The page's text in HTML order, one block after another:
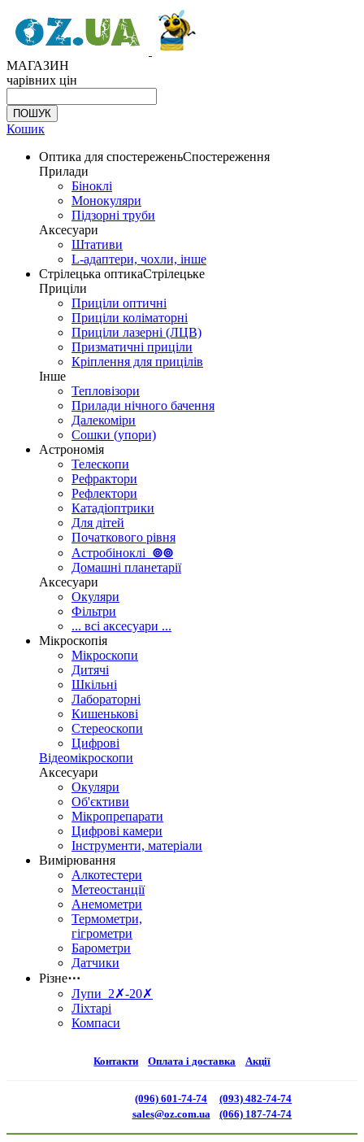
МАГАЗИН
чарівних цін
Кошик
Оптика для спостереженьСпостереження
Прилади
Біноклі
Монокуляри
Підзорні труби
Аксесуари
Штативи
L-адаптери, чохли, інше
Стрілецька оптикаСтрілецьке
Приціли
Приціли оптичні
Приціли коліматорні
Приціли лазерні (ЛЦВ)
Призматичні приціли
Кріплення для прицілів
Інше
Тепловізори
Прилади нічного бачення
Далекоміри
Сошки (упори)
Астрономія
Телескопи
Рефрактори
Рефлектори
Катадіоптрики
Для дітей
Початкового рівня
Астробіноклі ⊚⊚
Домашні планетарії
Аксесуари
Окуляри
Фільтри
... всі аксесуари ...
Мікроскопія
Мікроскопи
Дитячі
Шкільні
Лабораторні
Кишенькові
Стереоскопи
Цифрові
Відеомікроскопи
Аксесуари
Окуляри
Об'єктиви
Мікропрепарати
Цифрові камери
Інструменти, матеріали
Вимірювання
Алкотестери
Метеостанції
Анемометри
Термометри,
гігрометри
Барометри
Датчики
Різне⋯
Лупи 2✗-20✗
Ліхтарі
Компаси
Контакти Оплата і доставка Акції
(096) 601-74-74
sales@oz.com.ua
(093) 482-74-74
(066) 187-74-74